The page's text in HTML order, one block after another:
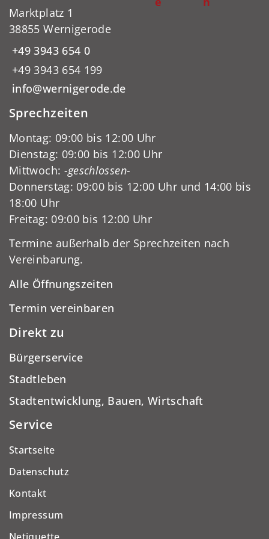
Marktplatz 1
38855 Wernigerode
+49 3943 654 0
+49 3943 654 199
info@wernigerode.de
Sprechzeiten
Montag: 09:00 bis 12:00 Uhr
Dienstag: 09:00 bis 12:00 Uhr
Mittwoch: -geschlossen-
Donnerstag: 09:00 bis 12:00 Uhr und 14:00 bis
18:00 Uhr
Freitag: 09:00 bis 12:00 Uhr
Termine außerhalb der Sprechzeiten nach
Vereinbarung.
Alle Öffnungszeiten
Termin vereinbaren
Direkt zu
Bürgerservice
Stadtleben
Stadtentwicklung, Bauen, Wirtschaft
Service
Startseite
Datenschutz
Kontakt
Impressum